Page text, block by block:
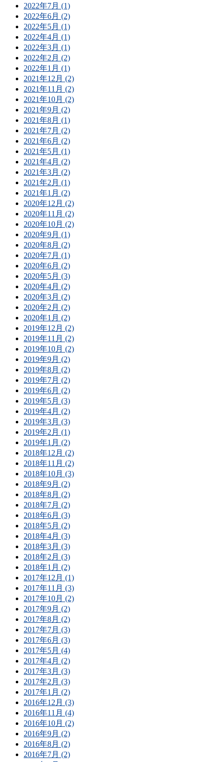
2022年7月 (1)
2022年6月 (2)
2022年5月 (1)
2022年4月 (1)
2022年3月 (1)
2022年2月 (2)
2022年1月 (1)
2021年12月 (2)
2021年11月 (2)
2021年10月 (2)
2021年9月 (2)
2021年8月 (1)
2021年7月 (2)
2021年6月 (2)
2021年5月 (1)
2021年4月 (2)
2021年3月 (2)
2021年2月 (1)
2021年1月 (2)
2020年12月 (2)
2020年11月 (2)
2020年10月 (2)
2020年9月 (1)
2020年8月 (2)
2020年7月 (1)
2020年6月 (2)
2020年5月 (3)
2020年4月 (2)
2020年3月 (2)
2020年2月 (2)
2020年1月 (2)
2019年12月 (2)
2019年11月 (2)
2019年10月 (2)
2019年9月 (2)
2019年8月 (2)
2019年7月 (2)
2019年6月 (2)
2019年5月 (3)
2019年4月 (2)
2019年3月 (3)
2019年2月 (1)
2019年1月 (2)
2018年12月 (2)
2018年11月 (2)
2018年10月 (3)
2018年9月 (2)
2018年8月 (2)
2018年7月 (2)
2018年6月 (3)
2018年5月 (2)
2018年4月 (3)
2018年3月 (3)
2018年2月 (3)
2018年1月 (2)
2017年12月 (1)
2017年11月 (3)
2017年10月 (2)
2017年9月 (2)
2017年8月 (2)
2017年7月 (3)
2017年6月 (3)
2017年5月 (4)
2017年4月 (2)
2017年3月 (3)
2017年2月 (3)
2017年1月 (2)
2016年12月 (3)
2016年11月 (4)
2016年10月 (2)
2016年9月 (2)
2016年8月 (2)
2016年7月 (2)